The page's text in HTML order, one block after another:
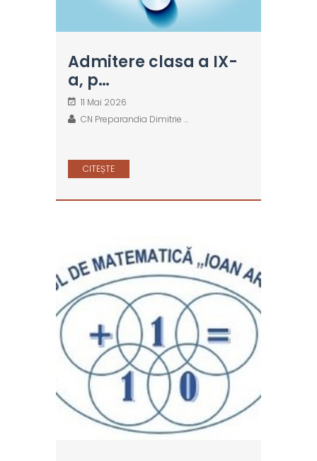
Admitere clasa a IX-
a, p…
11 Mai 2026
CN Preparandia Dimitrie …
CITEȘTE